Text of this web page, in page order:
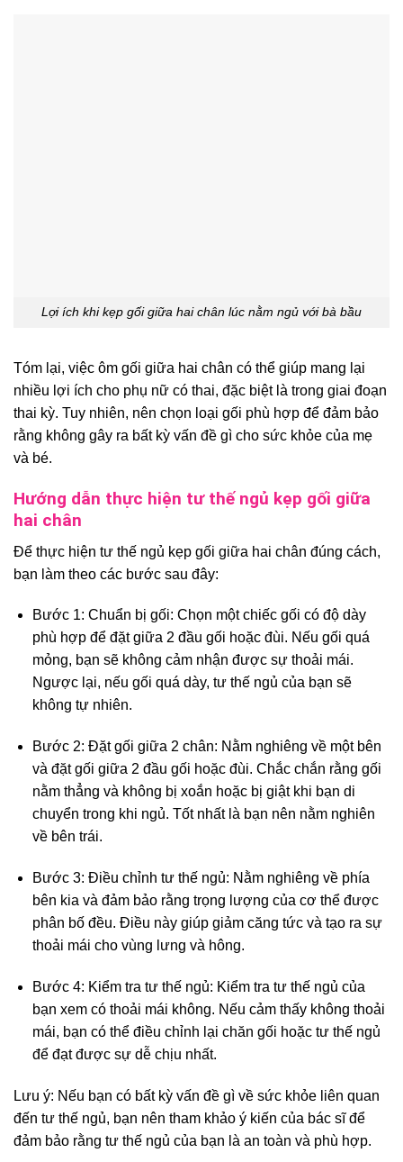
Lợi ích khi kẹp gối giữa hai chân lúc nằm ngủ với bà bầu
Tóm lại, việc ôm gối giữa hai chân có thể giúp mang lại
nhiều lợi ích cho phụ nữ có thai, đặc biệt là trong giai đoạn
thai kỳ. Tuy nhiên, nên chọn loại gối phù hợp để đảm bảo
rằng không gây ra bất kỳ vấn đề gì cho sức khỏe của mẹ
và bé.
Hướng dẫn thực hiện tư thế ngủ kẹp gối giữa
hai chân
Để thực hiện tư thế ngủ kẹp gối giữa hai chân đúng cách,
bạn làm theo các bước sau đây:
Bước 1: Chuẩn bị gối: Chọn một chiếc gối có độ dày
phù hợp để đặt giữa 2 đầu gối hoặc đùi. Nếu gối quá
mỏng, bạn sẽ không cảm nhận được sự thoải mái.
Ngược lại, nếu gối quá dày, tư thế ngủ của bạn sẽ
không tự nhiên.
Bước 2: Đặt gối giữa 2 chân: Nằm nghiêng về một bên
và đặt gối giữa 2 đầu gối hoặc đùi. Chắc chắn rằng gối
nằm thẳng và không bị xoắn hoặc bị giật khi bạn di
chuyển trong khi ngủ. Tốt nhất là bạn nên nằm nghiên
về bên trái.
Bước 3: Điều chỉnh tư thế ngủ: Nằm nghiêng về phía
bên kia và đảm bảo rằng trọng lượng của cơ thể được
phân bố đều. Điều này giúp giảm căng tức và tạo ra sự
thoải mái cho vùng lưng và hông.
Bước 4: Kiểm tra tư thế ngủ: Kiểm tra tư thế ngủ của
bạn xem có thoải mái không. Nếu cảm thấy không thoải
mái, bạn có thể điều chỉnh lại chăn gối hoặc tư thế ngủ
để đạt được sự dễ chịu nhất.
Lưu ý: Nếu bạn có bất kỳ vấn đề gì về sức khỏe liên quan
đến tư thế ngủ, bạn nên tham khảo ý kiến ​​của bác sĩ để
đảm bảo rằng tư thế ngủ của bạn là an toàn và phù hợp.